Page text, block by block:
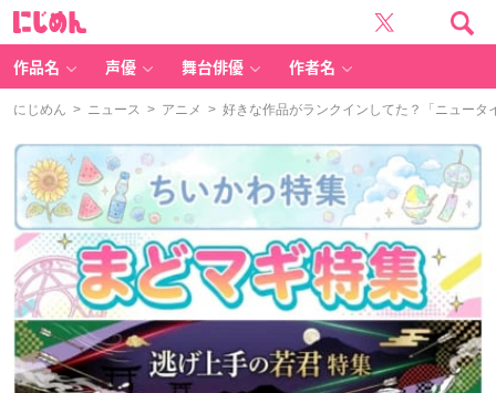
作品名 声優 舞台俳優 作者名
にじめん > ニュース > アニメ > 好きな作品がランクインしてた？「ニュータ